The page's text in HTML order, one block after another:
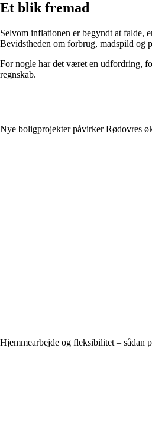
Et blik fremad
Selvom inflationen er begyndt at falde,
Bevidstheden om forbrug, madspild og
For nogle har det været en udfordring,
regnskab.
Nye boligprojekter påvirker Rødovres
Hjemmearbejde og fleksibilitet – sådan